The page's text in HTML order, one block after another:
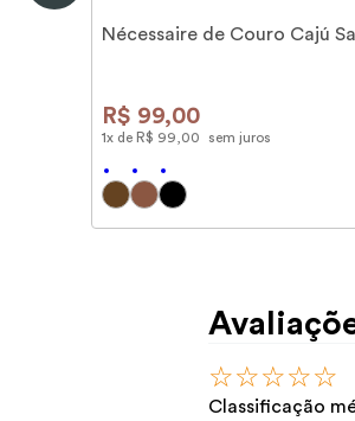
Nécessaire de Couro Cajú
R$ 99,00
1x de R$ 99 00 sem juros
☆☆☆☆☆
Classificação